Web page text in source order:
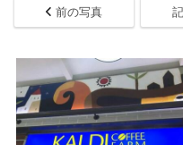
前の写真